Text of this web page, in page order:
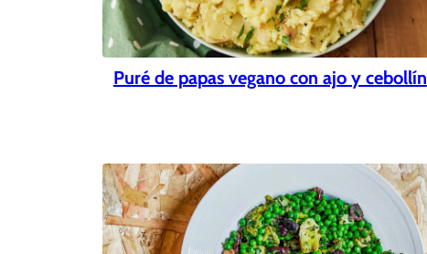
Puré de papas vegano con ajo y cebollín